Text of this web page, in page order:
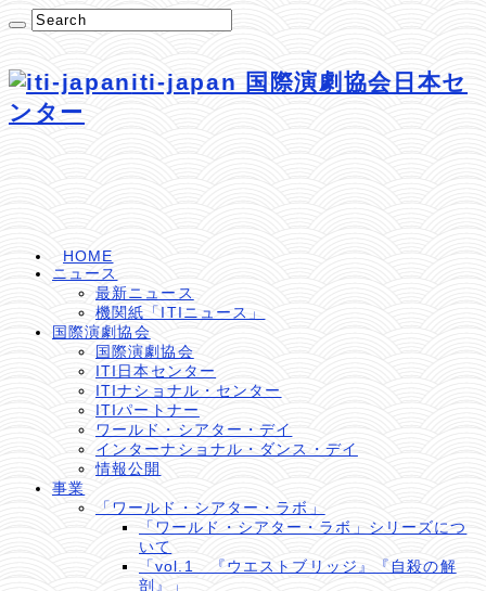
iti-japan 国際演劇協会日本セ
ンター
HOME
ニュース
最新ニュース
機関紙「ITIニュース」
国際演劇協会
国際演劇協会
ITI日本センター
ITIナショナル・センター
ITIパートナー
ワールド・シアター・デイ
インターナショナル・ダンス・デイ
情報公開
事業
「ワールド・シアター・ラボ」
「ワールド・シアター・ラボ」シリーズにつ
いて
「vol.1 『ウエストブリッジ』『自殺の解
剖』」